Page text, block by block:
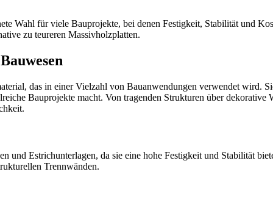
Wahl für viele Bauprojekte, bei denen Festigkeit, Stabilität und
zu teureren Massivholzplatten.
das in einer Vielzahl von Bauanwendungen verwendet wird.
Bauprojekte macht. Von tragenden Strukturen über
und Estrichunterlagen, da sie eine hohe Festigkeit und Stabilität
Trennwänden.